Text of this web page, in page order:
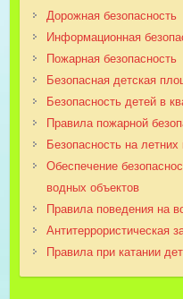
Дорожная безопасность
Информационная
Пожарная безопасность
Безопасная детская
Безопасность детей в
Правила пожарной
Безопасность на летних
Обеспечение
водных объектов
Правила поведения на
Антитеррористическая
Правила при катании